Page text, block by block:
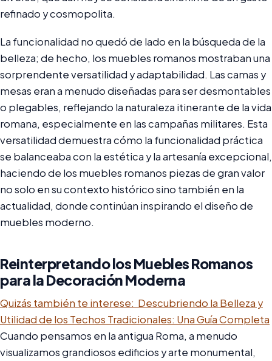
refinado y cosmopolita.
La funcionalidad no quedó de lado en la búsqueda de la
belleza; de hecho, los muebles romanos mostraban una
sorprendente versatilidad y adaptabilidad. Las camas y
mesas eran a menudo diseñadas para ser desmontables
o plegables, reflejando la naturaleza itinerante de la vida
romana, especialmente en las campañas militares. Esta
versatilidad demuestra cómo la funcionalidad práctica
se balanceaba con la estética y la artesanía excepcional,
haciendo de los muebles romanos piezas de gran valor
no solo en su contexto histórico sino también en la
actualidad, donde continúan inspirando el diseño de
muebles moderno.
Reinterpretando los Muebles Romanos
para la Decoración Moderna
Quizás también te interese: Descubriendo la Belleza y
Utilidad de los Techos Tradicionales: Una Guía Completa
Cuando pensamos en la antigua Roma, a menudo
visualizamos grandiosos edificios y arte monumental,